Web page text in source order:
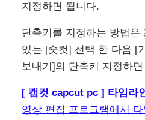
지정하면 됩니다.
단축키를 지정하는 방법은
있는 [숏컷] 선택 한 다음 [
보내기]의 단축키 지정하
[ 캡컷 capcut pc ] 타임라
영상 편집 프로그램에서